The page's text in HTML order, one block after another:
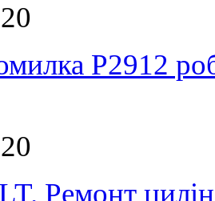
P2912
Ремонт